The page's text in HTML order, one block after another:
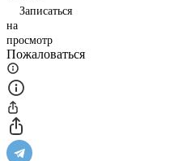
Записаться
на
просмотр
Пожаловаться